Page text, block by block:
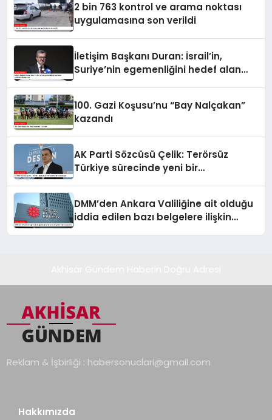
2 bin 763 kontrol ve arama noktası
uygulamasına son verildi
İletişim Başkanı Duran: İsrail’in,
Suriye’nin egemenliğini hedef alan
100. Gazi Koşusu’nu “Bay Nalçakan”
kazandı
AK Parti Sözcüsü Çelik: Terörsüz
Türkiye sürecinde yeni bir
DMM’den Ankara Valiliğine ait olduğu
iddia edilen bazı belgelere ilişkin
Reklam & İşbirliği : habersonuclari@gmail.com
Hakkımızda